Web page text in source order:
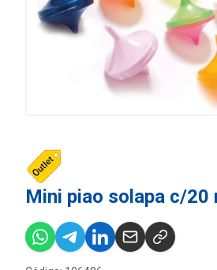
Mini piao solapa c/20